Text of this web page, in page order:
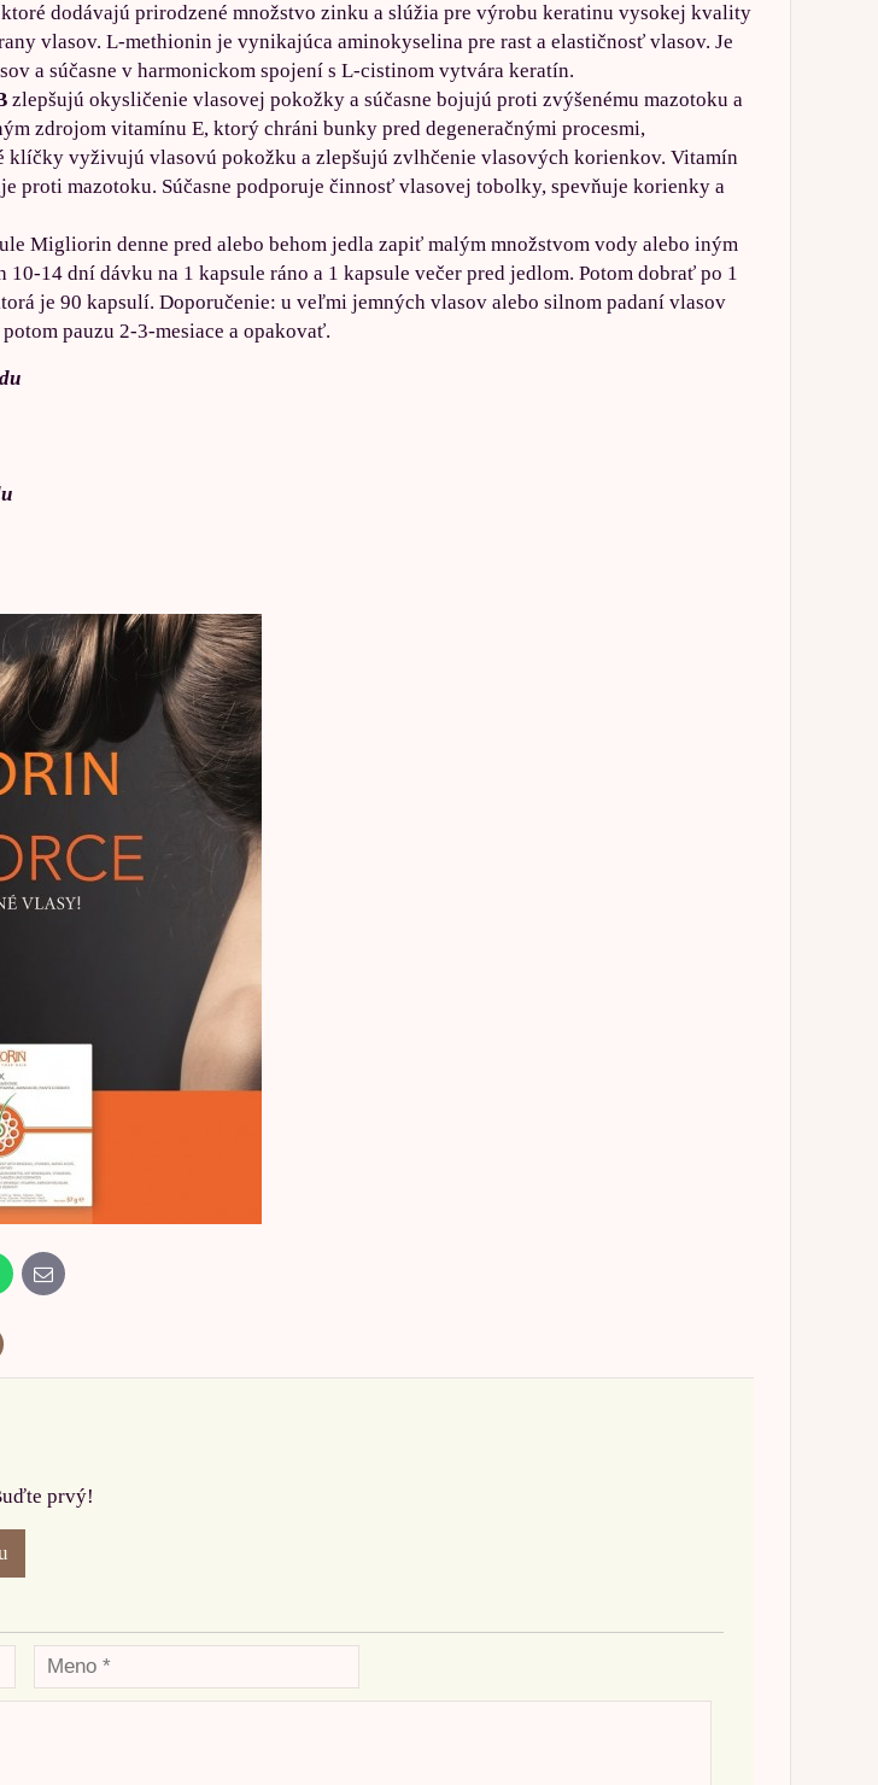
dodávajú prirodzené množstvo zinku a slúžia pre výrobu keratinu vysokej kvality
vlasov. L-methionin je vynikajúca aminokyselina pre rast a elastičnosť vlasov. Je
a súčasne v harmonickom spojení s L-cistinom vytvára keratín.
zlepšujú okysličenie vlasovej pokožky a súčasne bojujú proti zvýšenému mazotoku a
zdrojom vitamínu E, ktorý chráni bunky pred degeneračnými procesmi,
vyživujú vlasovú pokožku a zlepšujú zvlhčenie vlasových korienkov. Vitamín
proti mazotoku. Súčasne podporuje činnosť vlasovej tobolky, spevňuje korienky a
Migliorin denne pred alebo behom jedla zapiť malým množstvom vody alebo iným
14 dní dávku na 1 kapsule ráno a 1 kapsule večer pred jedlom. Potom dobrať po 1
je 90 kapsulí. Doporučenie: u veľmi jemných vlasov alebo silnom padaní vlasov
pauzu 2-3-mesiace a opakovať.
E-
mail
prvý!